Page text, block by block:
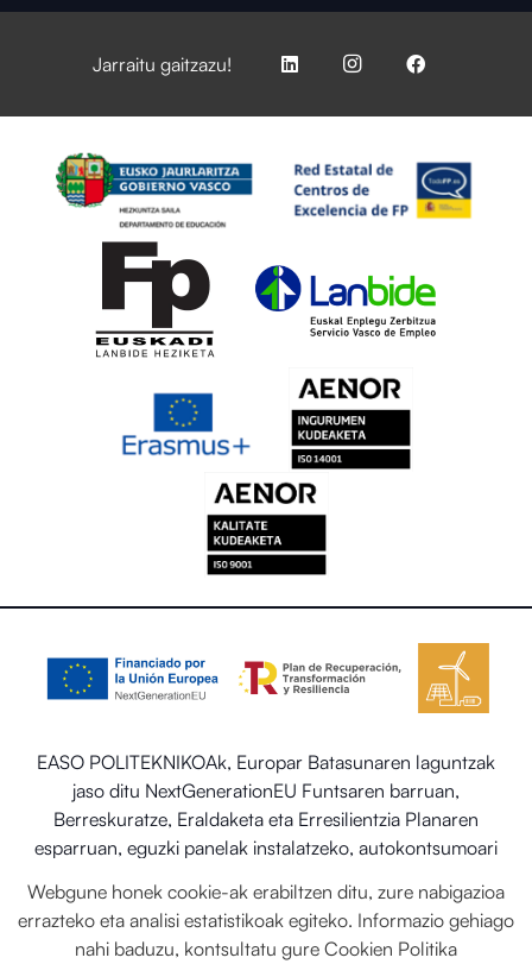
Jarraitu gaitzazu!
EASO POLITEKNIKOAk, Europar Batasunaren laguntzak
jaso ditu NextGenerationEU Funtsaren barruan,
Berreskuratze, Eraldaketa eta Erresilientzia Planaren
esparruan, eguzki panelak instalatzeko, autokontsumoari
berriztagarriekin, baita ere Trantsizio Ekologikorako eta
Erronka Demografikorako Ministerioaren egoitza-
Webgune honek cookie-ak erabiltzen ditu, zure nabigazioa
errazteko eta analisi estatistikoak egiteko. Informazio gehiago
nahi baduzu, kontsultatu gure Cookien Politika